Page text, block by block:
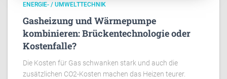
ENERGIE- / UMWELTTECHNIK
Gasheizung und Wärmepumpe
kombinieren: Brückentechnologie oder
Kostenfalle?
Die Kosten für Gas schwanken stark und auch die
zusätzlichen CO2-Kosten machen das Heizen teurer.